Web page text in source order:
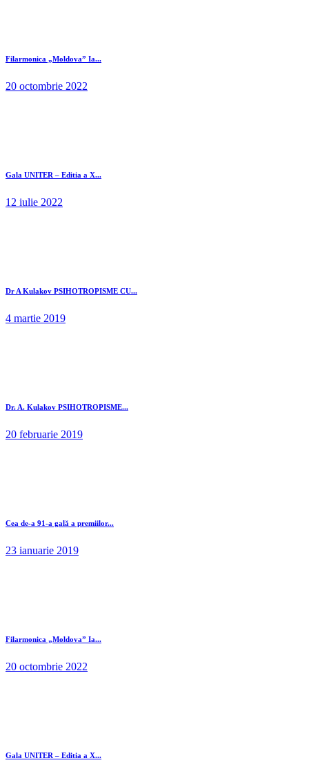
Filarmonica „Moldova” Ia...
20 octombrie 2022
Gala UNITER – Editia a X...
12 iulie 2022
Dr A Kulakov PSIHOTROPISME CU...
4 martie 2019
Dr. A. Kulakov PSIHOTROPISME...
20 februarie 2019
Cea de-a 91-a gală a premiilor...
23 ianuarie 2019
Filarmonica „Moldova” Ia...
20 octombrie 2022
Gala UNITER – Editia a X...